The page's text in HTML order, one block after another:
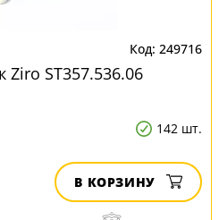
249716
Ziro ST357.536.06
142 шт.
В КОРЗИНУ